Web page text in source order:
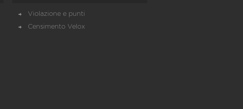
Violazione e punti
Censimento Velox